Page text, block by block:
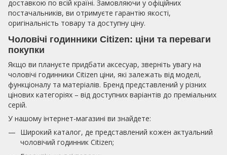
доставкою по всій країні. Замовляючи у офіційних
постачальників, ви отримуєте гарантію якості,
оригінальність товару та доступну ціну.
Чоловічі годинники Citizen: ціни та переваги
покупки
Якщо ви плануєте придбати аксесуар, зверніть увагу на
чоловічі годинники Citizen ціни, які залежать від моделі,
функціоналу та матеріалів. Бренд представлений у різних
цінових категоріях – від доступних варіантів до преміальних
серій.
У нашому інтернет-магазині ви знайдете:
Широкий каталог, де представлений кожен актуальний
чоловічий годинник Citizen;